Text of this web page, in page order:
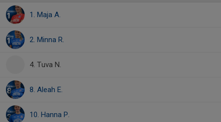
1. Maja A.
2. Minna R.
4. Tuva N.
8. Aleah E.
10. Hanna P.